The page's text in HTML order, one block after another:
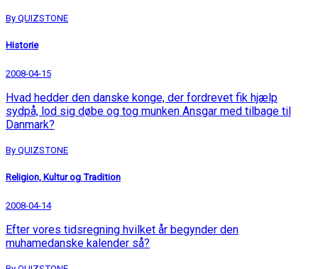
By QUIZSTONE
Historie
2008-04-15
Hvad hedder den danske konge, der fordrevet fik hjælp
sydpå, lod sig døbe og tog munken Ansgar med tilbage til
Danmark?
By QUIZSTONE
Religion, Kultur og Tradition
2008-04-14
Efter vores tidsregning hvilket år begynder den
muhamedanske kalender så?